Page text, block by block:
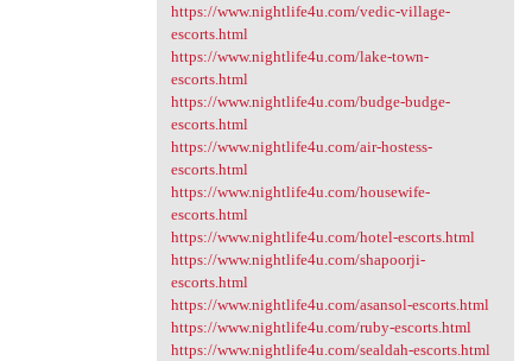
https://www.nightlife4u.com/vedic-village-
escorts.html
https://www.nightlife4u.com/lake-town-
escorts.html
https://www.nightlife4u.com/budge-budge-
escorts.html
https://www.nightlife4u.com/air-hostess-
escorts.html
https://www.nightlife4u.com/housewife-
escorts.html
https://www.nightlife4u.com/hotel-escorts.html
https://www.nightlife4u.com/shapoorji-
escorts.html
https://www.nightlife4u.com/asansol-escorts.html
https://www.nightlife4u.com/ruby-escorts.html
https://www.nightlife4u.com/sealdah-escorts.html